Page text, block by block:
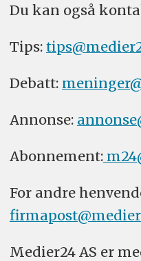
Du kan også
Tips:
Debatt:
Annonse:
Abonnement:
For andre
Medier24 AS er